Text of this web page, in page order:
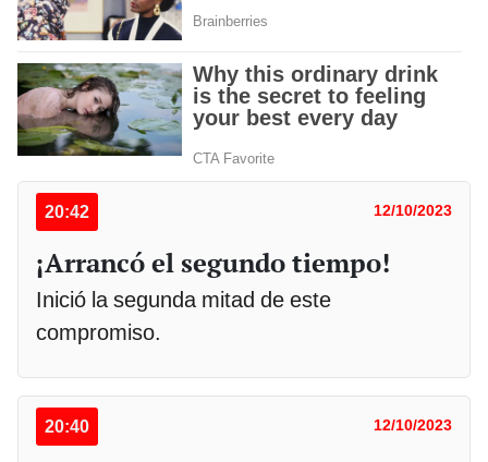
20:42 12/10/2023
¡Arrancó el segundo tiempo!
Inició la segunda mitad de este
compromiso.
20:40 12/10/2023